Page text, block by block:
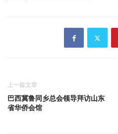
上一篇文章
巴西冀鲁同乡总会领导拜访山东
省华侨会馆